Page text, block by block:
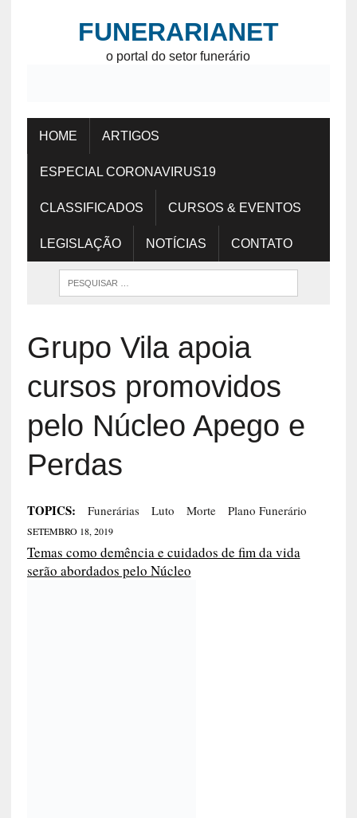
FUNERARIANET
o portal do setor funerário
HOME ARTIGOS
ESPECIAL CORONAVIRUS19
CLASSIFICADOS CURSOS & EVENTOS
LEGISLAÇÃO NOTÍCIAS CONTATO
Grupo Vila apoia
cursos promovidos
pelo Núcleo Apego e
Perdas
TOPICS: Funerárias Luto Morte Plano Funerário
SETEMBRO 18, 2019
Temas como demência e cuidados de fim da vida
serão abordados pelo Núcleo